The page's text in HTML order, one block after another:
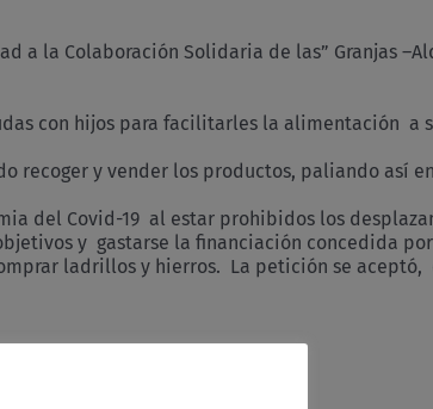
a la Colaboración Solidaria de las” Granjas
con hijos para facilitarles la alimentación a
recoger y vender los productos, paliando así
del Covid-19 al estar prohibidos los
y gastarse la financiación concedida
ladrillos y hierros. La petición se